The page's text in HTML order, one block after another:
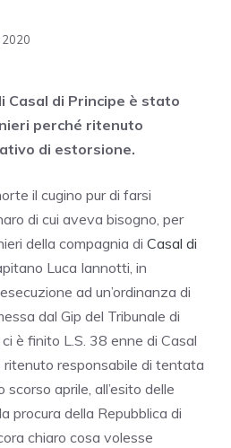
Casal di Principe è stato
perché ritenuto
di estorsione.
il cugino pur di farsi
di cui aveva bisogno, per
della compagnia di Casal di
Luca Iannotti, in
ad un’ordinanza di
dal Gip del Tribunale di
è finito L.S. 38 enne di Casal
responsabile di tentata
aprile, all’esito delle
procura della Repubblica di
chiaro cosa volesse